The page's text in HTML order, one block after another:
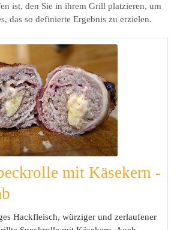
ist, den Sie in ihrem Grill platzieren, um
das so definierte Ergebnis zu erzielen.
mit Käsekern -
Hackfleisch, würziger und zerlaufener